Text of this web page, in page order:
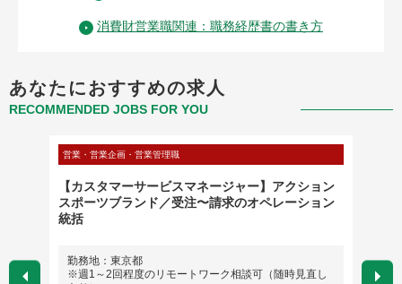
消費財営業職関連：職務経歴書の書き方
あなたにおすすめの求人
RECOMMENDED JOBS FOR YOU
営業・営業企画・営業管理職
【カスタマーサービスマネージャー】アクション
スポーツブランド／受注〜請求のオペレーション
統括
勤務地：東京都
※週1～2回程度のリモートワーク相談可（随時見直し
勤務
英語